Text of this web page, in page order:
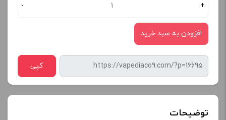
- +
افزودن به سبد خرید
کپی
توضیحات